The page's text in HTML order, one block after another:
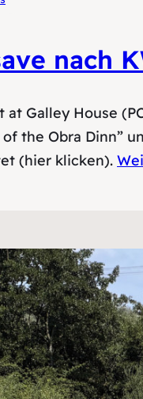
nach
at Galley House
of the Obra Dinn”
(hier klicken).